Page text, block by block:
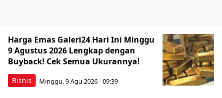
Bisnis
Harga Emas Galeri24 Hari Ini Minggu
9 Agustus 2026 Lengkap dengan
Buyback! Cek Semua Ukurannya!
Minggu, 9 Agu 2026 - 09:39